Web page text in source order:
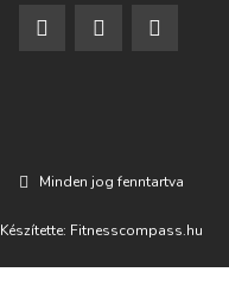
Minden jog fenntartva
Készítette: Fitnesscompass.hu